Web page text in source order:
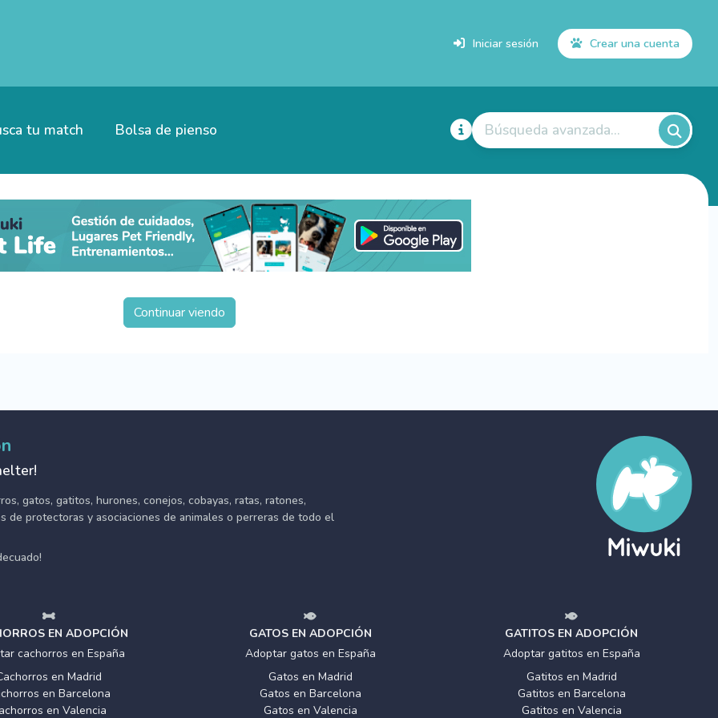
Iniciar sesión Crear una cuenta
tu match Bolsa de pienso Búsqueda avanzada...
Continuar viendo
gatos, gatitos, hurones, conejos, cobayas, ratas, ratones,
de protectoras y asociaciones de animales o perreras de todo el
EN ADOPCIÓN
cachorros en España
en Madrid
en Barcelona
en Valencia
GATOS EN ADOPCIÓN
Adoptar gatos en España
Gatos en Madrid
Gatos en Barcelona
Gatos en Valencia
GATITOS EN ADOPCIÓN
Adoptar gatitos en España
Gatitos en Madrid
Gatitos en Barcelona
Gatitos en Valencia